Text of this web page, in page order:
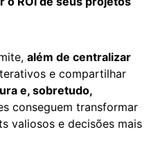
além de centralizar
e compartilhar
e, sobretudo,
conseguem transformar
valiosos e decisões mais